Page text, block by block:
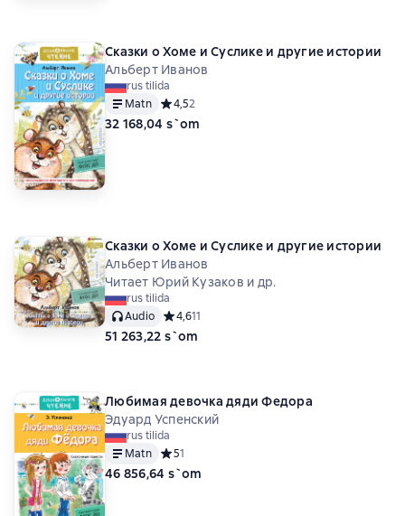
Сказки о Хоме и Суслике и другие истории
Альберт Иванов
rus tilida
Matn
Средний рейтинг 4,5 на основе 2 оценок
4,52
32 168,04 s`om
Сказки о Хоме и Суслике и другие истории
Альберт Иванов
Читает Юрий Кузаков и др.
rus tilida
Audio
Средний рейтинг 4,6 на основе 11 оценок
4,611
51 263,22 s`om
Любимая девочка дяди Федора
Эдуард Успенский
rus tilida
Matn
Средний рейтинг 5 на основе 1 оценок
51
46 856,64 s`om